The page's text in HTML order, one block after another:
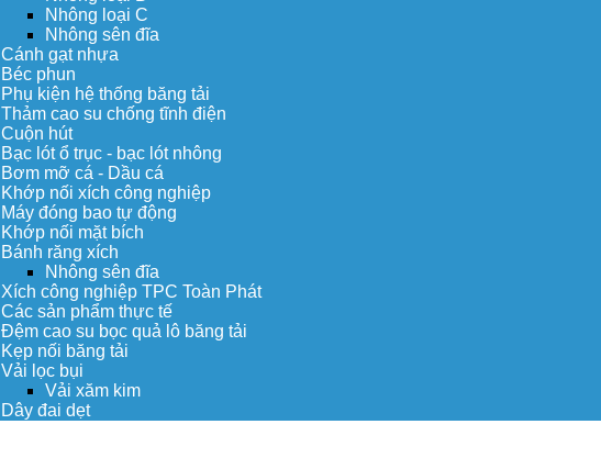
Nhông loại C
Nhông sên đĩa
Cánh gạt nhựa
Béc phun
Phụ kiện hệ thống băng tải
Thảm cao su chống tĩnh điện
Cuộn hút
Bạc lót ổ trục - bạc lót nhông
Bơm mỡ cá - Dầu cá
Khớp nối xích công nghiệp
Máy đóng bao tự động
Khớp nối mặt bích
Bánh răng xích
Nhông sên đĩa
Xích công nghiệp TPC Toàn Phát
Các sản phẩm thực tế
Đệm cao su bọc quả lô băng tải
Kẹp nối băng tải
Vải lọc bụi
Vải xăm kim
Dây đai dẹt